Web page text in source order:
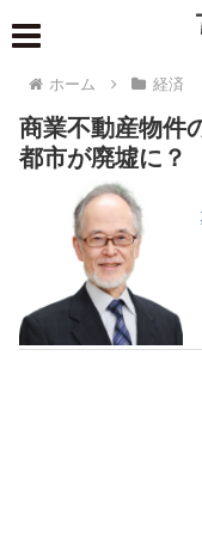
ホーム 経済
商業不動産物件
都市が廃墟に？